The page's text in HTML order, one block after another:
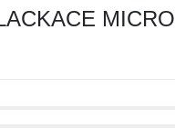
MICRO